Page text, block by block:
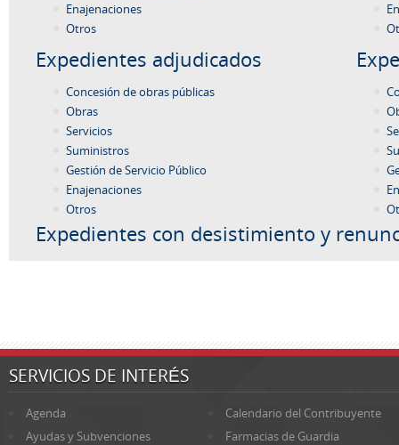
Enajenaciones
Otros
Expedientes adjudicados
Concesión de obras públicas
Obras
Servicios
Suministros
Gestión de Servicio Público
Enajenaciones
Otros
Expedientes con desistimiento y
SERVICIOS DE INTERÉS
Agenda
Calendario del Contribuyente
Ayudas y Subvenciones
Farmacias de Guardia